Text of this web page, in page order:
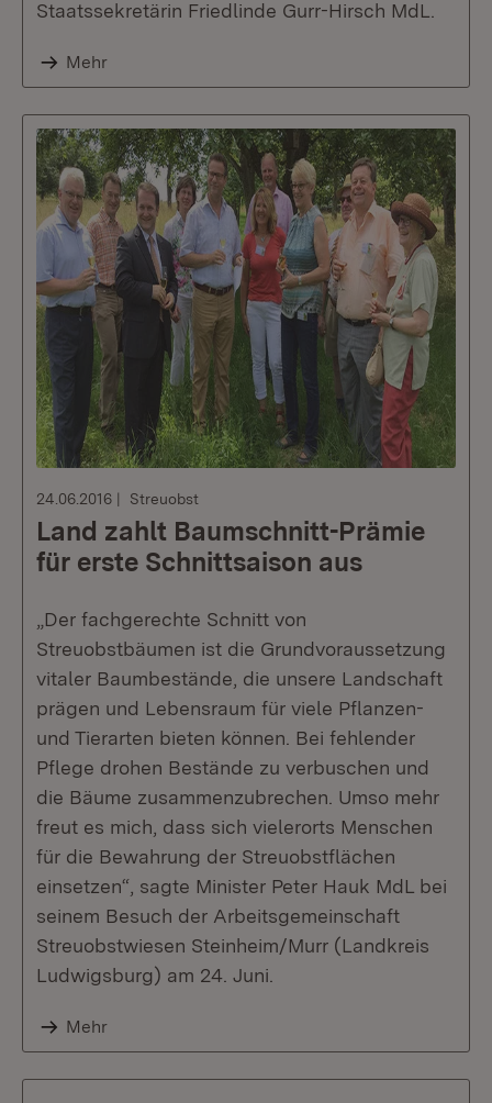
Staatssekretärin Friedlinde Gurr-Hirsch MdL.
Mehr
24.06.2016 Streuobst
Land zahlt Baumschnitt-Prämie
für erste Schnittsaison aus
„Der fachgerechte Schnitt von
Streuobstbäumen ist die Grundvoraussetzung
vitaler Baumbestände, die unsere Landschaft
prägen und Lebensraum für viele Pflanzen-
und Tierarten bieten können. Bei fehlender
Pflege drohen Bestände zu verbuschen und
die Bäume zusammenzubrechen. Umso mehr
freut es mich, dass sich vielerorts Menschen
für die Bewahrung der Streuobstflächen
einsetzen“, sagte Minister Peter Hauk MdL bei
seinem Besuch der Arbeitsgemeinschaft
Streuobstwiesen Steinheim/Murr (Landkreis
Ludwigsburg) am 24. Juni.
Mehr